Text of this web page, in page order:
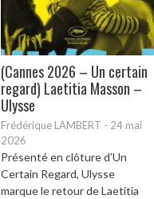
(Cannes 2026 – Un certain
regard) Laetitia Masson –
Ulysse
Frédérique LAMBERT - 24 mai
2026
Présenté en clôture d’Un
Certain Regard, Ulysse
marque le retour de Laetitia